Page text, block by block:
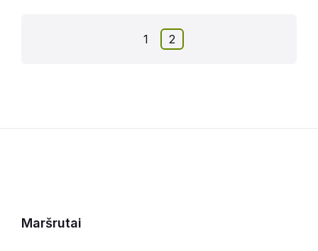
1 2
Maršrutai